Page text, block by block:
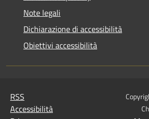
Note legali
Dichiarazione di accessibilità
Obiettivi accessibilità
RSS
Accessibilità